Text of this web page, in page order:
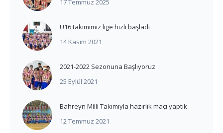
17 Temmuz 2025
U16 takımımız lige hızlı başladı
14 Kasım 2021
2021-2022 Sezonuna Başlıyoruz
25 Eylül 2021
Bahreyn Milli Takımıyla hazırlık maçı yaptık
12 Temmuz 2021